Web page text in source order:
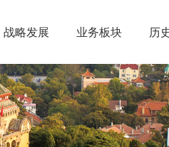
战略发展 业务板块 历